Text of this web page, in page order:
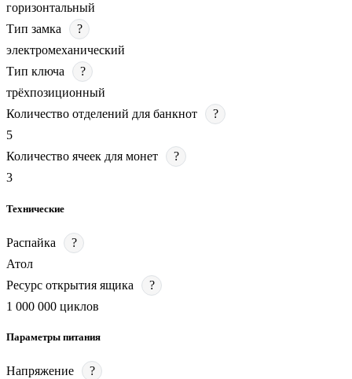
горизонтальный
Тип замка
?
электромеханический
Тип ключа
?
трёхпозиционный
Количество отделений для банкнот
?
5
Количество ячеек для монет
?
3
Технические
Распайка
?
Атол
Ресурс открытия ящика
?
1 000 000 циклов
Параметры питания
Напряжение
?